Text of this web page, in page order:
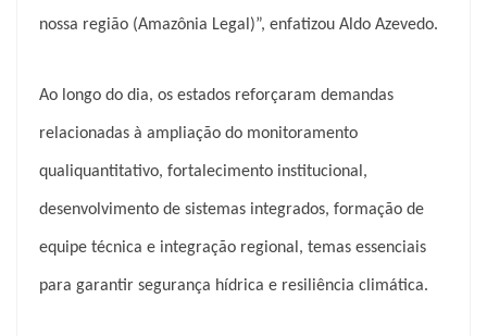
nossa região (Amazônia Legal)”, enfatizou Aldo Azevedo.
Ao longo do dia, os estados reforçaram demandas
relacionadas à ampliação do monitoramento
qualiquantitativo, fortalecimento institucional,
desenvolvimento de sistemas integrados, formação de
equipe técnica e integração regional, temas essenciais
para garantir segurança hídrica e resiliência climática.